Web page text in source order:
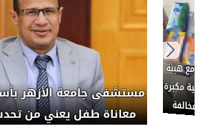
مستشفى جامعة الأزهر
معاناة طفل يعني من
هيئة
مكبرة